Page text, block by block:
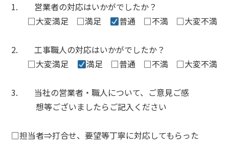
1. 営業者の対応はいかがでしたか？
□大変満足 □満足
普通 □不満 □大変不満
2. 工事職人の対応はいかがでしたか？
□大変満足
満足 □普通 □不満 □大変不満
3. 当社の営業者・職人について、ご意見ご感
想等ございましたらご記入ください
□担当者⇒打合せ、要望等丁寧に対応してもらった